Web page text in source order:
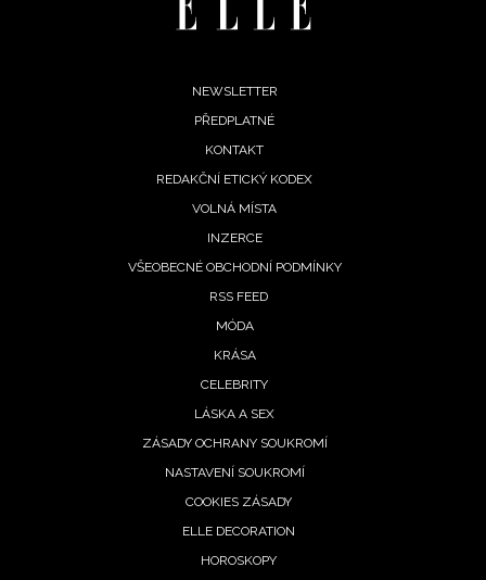
informace od našich partnerů? Pokud souhlasíte se
zpracováním údajů k tomuto účelu podle
NEWSLETTER
PŘEDPLATNÉ
KONTAKT
REDAKČNÍ ETICKÝ KODEX
VOLNÁ MÍSTA
INZERCE
VŠEOBECNÉ OBCHODNÍ PODMÍNKY
RSS FEED
MÓDA
KRÁSA
CELEBRITY
LÁSKA A SEX
ZÁSADY OCHRANY SOUKROMÍ
NASTAVENÍ SOUKROMÍ
COOKIES ZÁSADY
ELLE DECORATION
HOROSKOPY